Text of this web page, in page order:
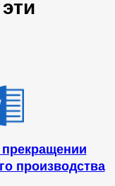
производства